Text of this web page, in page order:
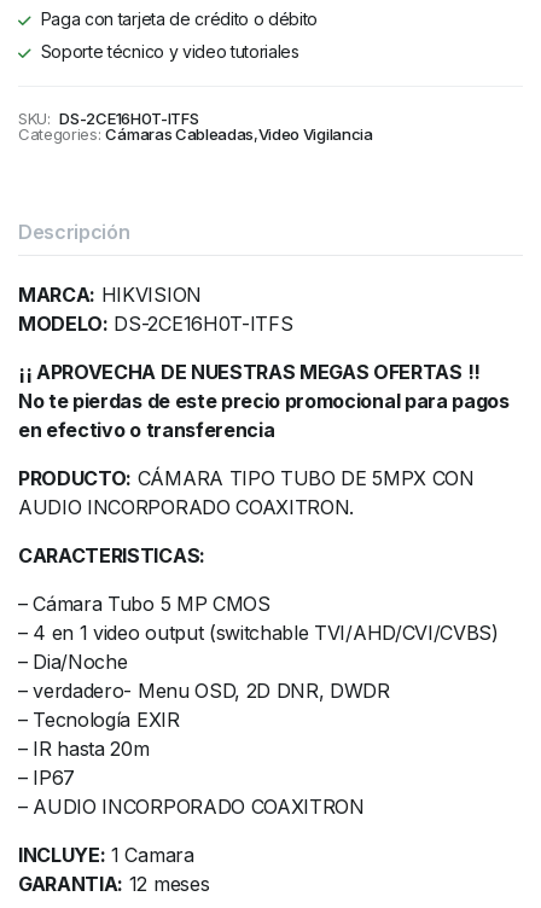
Paga con tarjeta de crédito o débito
Soporte técnico y video tutoriales
SKU: DS-2CE16H0T-ITFS
Categories: Cámaras Cableadas,Video Vigilancia
Descripción
MARCA: HIKVISION
MODELO: DS-2CE16H0T-ITFS
¡¡ APROVECHA DE NUESTRAS MEGAS OFERTAS !!
No te pierdas de este precio promocional para pagos
en efectivo o transferencia
PRODUCTO: CÁMARA TIPO TUBO DE 5MPX CON
AUDIO INCORPORADO COAXITRON.
CARACTERISTICAS:
– Cámara Tubo 5 MP CMOS
– 4 en 1 video output (switchable TVI/AHD/CVI/CVBS)
– Dia/Noche
– verdadero- Menu OSD, 2D DNR, DWDR
– Tecnología EXIR
– IR hasta 20m
– IP67
– AUDIO INCORPORADO COAXITRON
INCLUYE: 1 Camara
GARANTIA: 12 meses